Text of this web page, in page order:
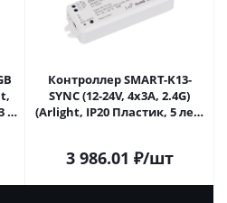
в
Контроллер SMART-K13-
SYNC (12-24V, 4x3A, 2.4G)
(Arlight, IP20 Пластик, 5 лет)
3 986.01 ₽/шт